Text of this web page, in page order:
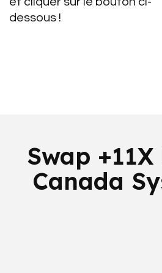
dessous !
Swap +11X
Canada